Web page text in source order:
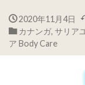
2020年11月4日
カナンガ, サリア
ア Body Care